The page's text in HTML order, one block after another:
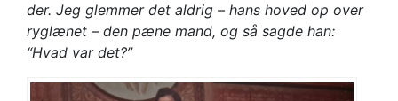
der. Jeg glemmer det aldrig – hans hoved op over
ryglænet – den pæne mand, og så sagde han:
“Hvad var det?”